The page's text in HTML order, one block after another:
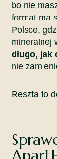
bo nie
format ma
Polsce,
mineralnej
długo, jak
nie
Reszta to